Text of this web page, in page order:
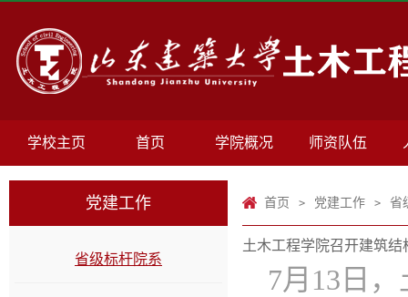
学校主页 首页 学院概况 师资队伍
党建工作
省级标杆院系
首页 > 党建工作 > 省
土木工程学院召开建筑
7月13日